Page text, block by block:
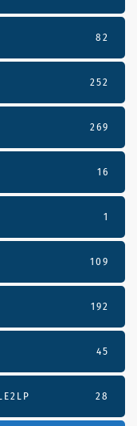
82
252
269
16
1
109
192
45
28